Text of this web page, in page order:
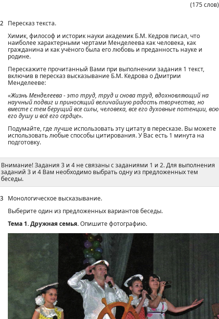
(175 слов)
2
Пересказ текста.
Химик, философ и историк науки академик Б.М. Кедров писал, что
наиболее характерными чертами Менделеева как человека, как
гражданина и как учёного была его любовь и преданность науке и
родине.
Перескажите прочитанный Вами при выполнении задания 1 текст,
включив в пересказ высказывание Б.М. Кедрова о Дмитрии
Менделееве:
«Жизнь Менделеева - это труд, труд и снова труд, вдохновляющий на
научный подвиг и приносящий величайшую радость творчества, но
вместе с тем берущий все силы, человека, все его духовные потенции, всю
его душу и всё его сердце».
Подумайте, где лучше использовать эту цитату в пересказе. Вы можете
использовать любые способы цитирования. У Вас есть 1 минута на
подготовку.
Внимание! Задания 3 и 4 не связаны с заданиями 1 и 2. Для выполнения
заданий 3 и 4 Вам необходимо выбрать одну из предложенных тем
беседы.
3
Монологическое высказывание.
Выберите один из предложенных вариантов беседы.
Тема 1. Дружная семья.Опишите фотографию.